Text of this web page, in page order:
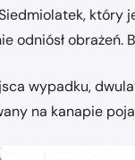
który
odniósł
wypadku,
na kanapie